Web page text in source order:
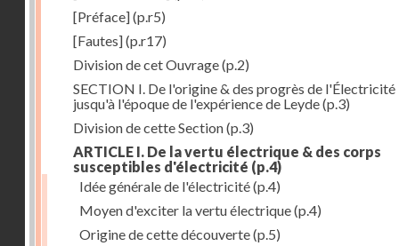
[Préface](p.r5)
[Fautes](p.r17)
Division de cet Ouvrage(p.2)
SECTION I. De l'origine & des progrès de l'Électricité
jusqu'à l'époque de l'expérience de Leyde(p.3)
Division de cette Section(p.3)
ARTICLE I. De la vertu électrique & des corps
susceptibles d'électricité (p.4)
Idée générale de l'électricité(p.4)
Moyen d'exciter la vertu électrique(p.4)
Origine de cette découverte(p.5)